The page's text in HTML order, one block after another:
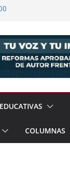
EDUCATIVAS
COLUMNAS